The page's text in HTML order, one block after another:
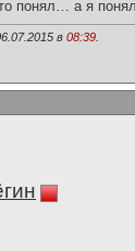
понял… а я
в 08:39